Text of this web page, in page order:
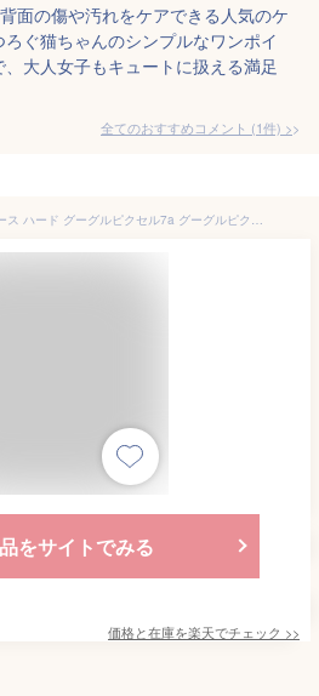
面の傷や汚れをケアできる人気のケ
ぐ猫ちゃんのシンプルなワンポイ
大人女子もキュートに扱える満足
全てのおすすめコメント (1件) >
Google Pixel 7a 6a 7 ケース ハード グーグルピクセル7a グーグルピクセル6a GooglePixel7a GooglePixel6a ケース カバー スマホケース ハードケース 韓国 鮫 サメ 可愛い キャラクター くすみカラー ピンク クリア 透明
をサイトでみる
価格と在庫を楽天でチェック >>